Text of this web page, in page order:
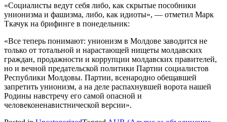
«Социалисты ведут себя либо, как скрытые пособники
унионизма и фашизма, либо, как идиоты», — отметил Марк
Ткачук на брифинге в понедельник:
«Все теперь понимают: унионизм в Молдове заводится не
только от тотальной и нарастающей нищеты молдавских
граждан, продажности и коррупции молдавских правителей,
но и вечной предательской политики Партии социалистов
Республики Молдовы. Партии, всенародно обещавшей
запретить унионизм, а на деле распахнувшей ворота нашей
Родины навстречу его самой опасной и
человеконенавистнической версии».